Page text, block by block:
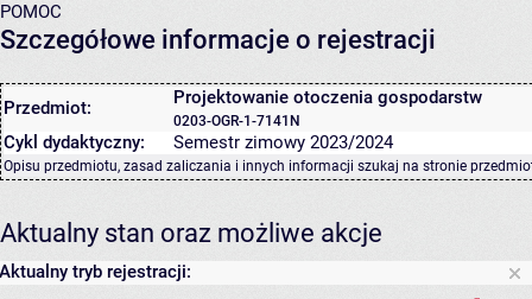
POMOC
Szczegółowe informacje o rejestracji
Przedmiot: Projektowanie otoczenia gospodarstw
0203-OGR-1-7141N
Cykl dydaktyczny: Semestr zimowy 2023/2024
Opisu przedmiotu, zasad zaliczania i innych informacji szukaj na stronie
Aktualny stan oraz możliwe akcje
Aktualny tryb rejestracji: